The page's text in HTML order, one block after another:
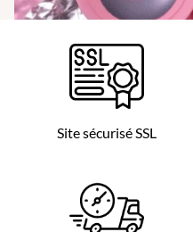
Site sécurisé SSL